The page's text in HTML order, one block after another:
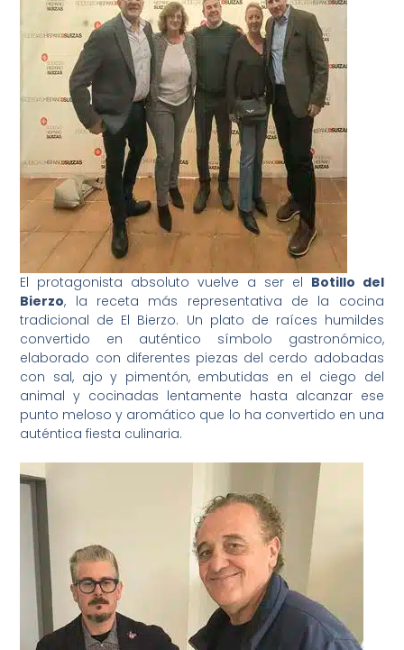
El protagonista absoluto vuelve a ser el Botillo del
Bierzo, la receta más representativa de la cocina
tradicional de El Bierzo. Un plato de raíces humildes
convertido en auténtico símbolo gastronómico,
elaborado con diferentes piezas del cerdo adobadas
con sal, ajo y pimentón, embutidas en el ciego del
animal y cocinadas lentamente hasta alcanzar ese
punto meloso y aromático que lo ha convertido en una
auténtica fiesta culinaria.